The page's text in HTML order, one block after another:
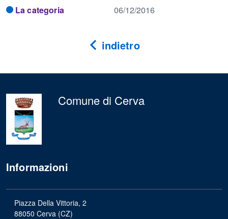
La categoria 06/12/2016
indietro
Comune di Cerva
Informazioni
Piazza Della Vittoria, 2
88050 Cerva (CZ)